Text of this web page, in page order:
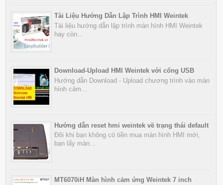
Tài Liệu Hướng Dẫn Lập Trình HMI Weintek
Tài liệu hướng dẫn lập trình màn hình HMI Weintek
hay còn...
Download-Upload HMI Weintek với cổng USB
Hướng dẫn Download - Upload chương trình vào màn
hình cảm...
Hướng dẫn reset hmi weintek về trạng thái default
Đôi khi bạn không có tiền mua màn hình HMI mới,
bạn lấy màn...
MT6070iH Màn hình cảm ứng Weintek 7 inch